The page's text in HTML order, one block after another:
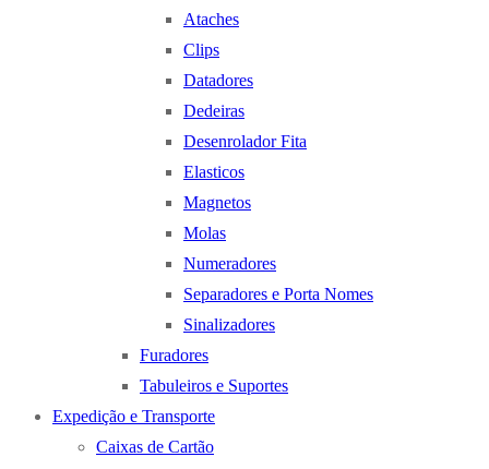
Ataches
Clips
Datadores
Dedeiras
Desenrolador Fita
Elasticos
Magnetos
Molas
Numeradores
Separadores e Porta Nomes
Sinalizadores
Furadores
Tabuleiros e Suportes
Expedição e Transporte
Caixas de Cartão